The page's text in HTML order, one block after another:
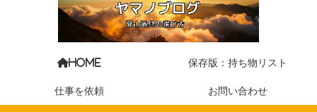
HOME 保存版：持ち物リスト
仕事を依頼 お問い合わせ